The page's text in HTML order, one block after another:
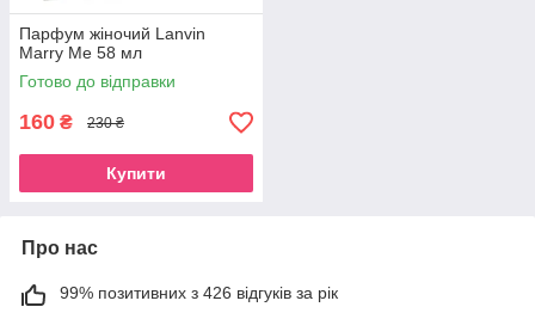
Парфум жіночий Lanvin
Marry Me 58 мл
Готово до відправки
160 ₴ 230 ₴
Купити
Про нас
99% позитивних з 426 відгуків за рік